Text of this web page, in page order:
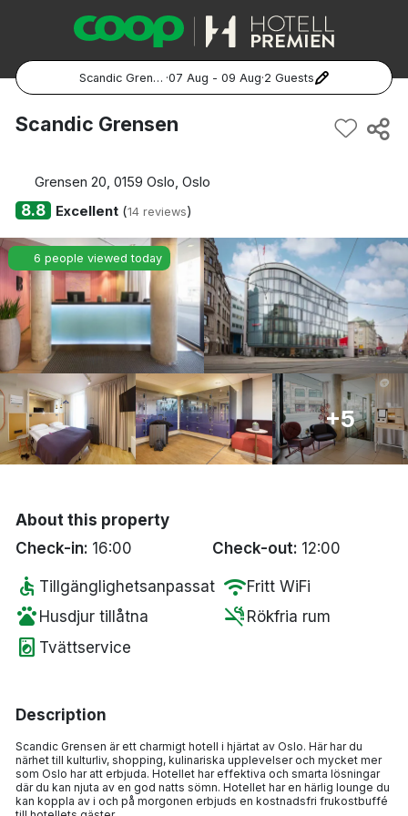
Scandic Grensen ·07 Aug - 09 Aug·2 Guests
Popular Destinations:
Göteborg
Malmö
Hela Norge
Oslo
Bergen
Scandic Grensen
Grensen 20, 0159 Oslo, Oslo
8.8 Excellent(14 reviews)
6 people viewed today
+5
About this property
Check-in: 16:00 Check-out: 12:00
accessible Tillgänglighetsanpassat wifiFritt WiFi
pets Husdjur tillåtna smoke_free Rökfria rum
local_laundry_service Tvättservice
Description
Scandic Grensen är ett charmigt hotell i hjärtat av Oslo. Här har du
närhet till kulturliv, shopping, kulinariska upplevelser och mycket mer
som Oslo har att erbjuda. Hotellet har effektiva och smarta lösningar
där du kan njuta av en god natts sömn. Hotellet har en härlig lounge du
kan koppla av i och på morgonen erbjuds en kostnadsfri frukostbuffé